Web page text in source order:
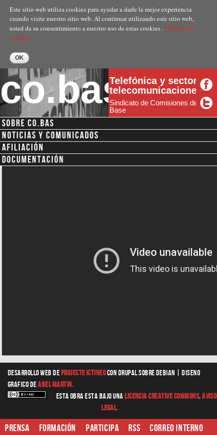
contenido
principal
Este sitio web utiliza cookies para ayudar a darle la mejor experiencia
cuando visite nuestro sitio web. Al continuar utilizando este sitio web,
usted da su consentimiento a nuestro uso de estas cookies .Politica de
cookies.
co.basTelefónica y sector
telecomunicaciones
Sindicato de Comisiones de
Base
Menú secundario
SOBRE CO.BAS
NOTICIAS Y COMUNICADOS
AFILIACIÓN
DOCUMENTACIÓN
Desarrollo web deProjecte Ictineocon Drupal sobre Debian |diseno
graficodeAbel Martin.
Esta obra esta bajo unaLicencia Creative Commons.Aviso
Legal.
Prensa Formación Participa RSS Correo interno